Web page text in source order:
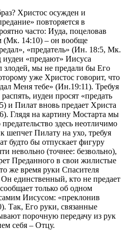
Христос осужден и
повторяется в
часто: Иуда, поцеловав
(Мк. 14:10) – он вообще
«предатель» (Ин. 18:5, Мк.
«предают» Иисуса
мы не предали бы Его
уже Христос говорит, что
Меня тебе» (Ин.19:11). Требуя
иудеи просят «предать
и Пилат вновь предает Христа
Глядя на картину Мостарта мы
здесь неотличимо
шепчет Пилату на ухо, требуя
будто бы отпускает фигуру
невольно (точнее: безвольно),
Преданного в свои жилистые
же время руки Спасителя
единственный, кто не предает
только об одном
Иисусом: «преклонив
Так, Его руки, связанные
порочную передачу из рук
себя – Отцу.